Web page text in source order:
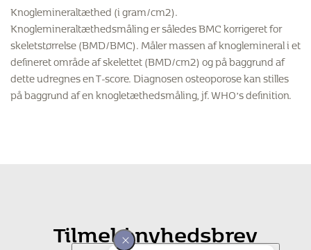
Knoglemineraltæthed (i gram/cm2).
Knoglemineraltæthedsmåling er således BMC korrigeret for
skeletstørrelse (BMD/BMC). Måler massen af knoglemineral i et
defineret område af skelettet (BMD/cm2) og på baggrund af
dette udregnes en T-score. Diagnosen osteoporose kan stilles
på baggrund af en knogletæthedsmåling, jf. WHO’s definition.
Tilmeld nyhedsbrev